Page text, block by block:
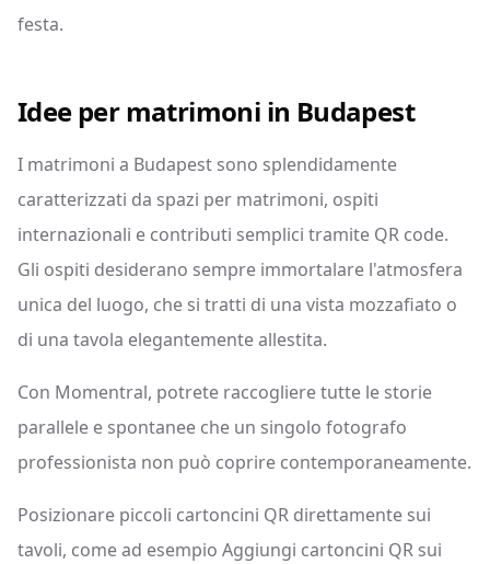
festa.
Idee per matrimoni in Budapest
I matrimoni a Budapest sono splendidamente
caratterizzati da spazi per matrimoni, ospiti
internazionali e contributi semplici tramite QR code.
Gli ospiti desiderano sempre immortalare l'atmosfera
unica del luogo, che si tratti di una vista mozzafiato o
di una tavola elegantemente allestita.
Con Momentral, potrete raccogliere tutte le storie
parallele e spontanee che un singolo fotografo
professionista non può coprire contemporaneamente.
Posizionare piccoli cartoncini QR direttamente sui
tavoli, come ad esempio Aggiungi cartoncini QR sui